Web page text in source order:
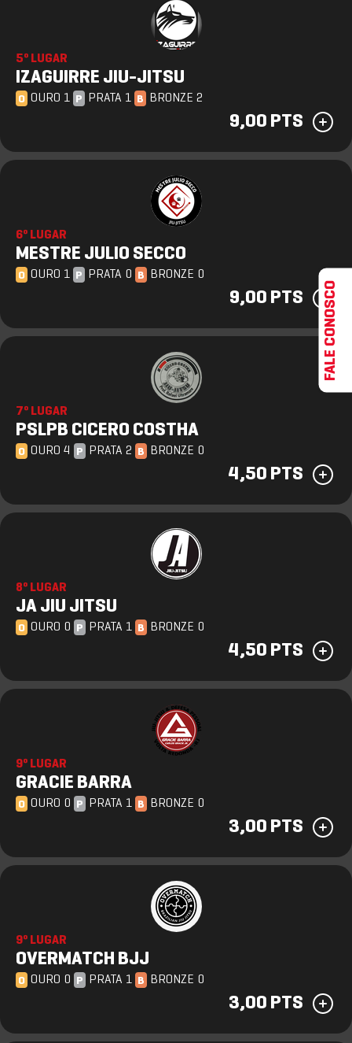
5º LUGAR
IZAGUIRRE JIU-JITSU
O OURO 1 P PRATA 1 B BRONZE 2
9,00 PTS
6º LUGAR
MESTRE JULIO SECCO
O OURO 1 P PRATA 0 B BRONZE 0
9,00 PTS
7º LUGAR
PSLPB CICERO COSTHA
O OURO 4 P PRATA 2 B BRONZE 0
4,50 PTS
8º LUGAR
JA JIU JITSU
O OURO 0 P PRATA 1 B BRONZE 0
4,50 PTS
9º LUGAR
GRACIE BARRA
O OURO 0 P PRATA 1 B BRONZE 0
3,00 PTS
9º LUGAR
OVERMATCH BJJ
O OURO 0 P PRATA 1 B BRONZE 0
3,00 PTS
FALE CONOSCO